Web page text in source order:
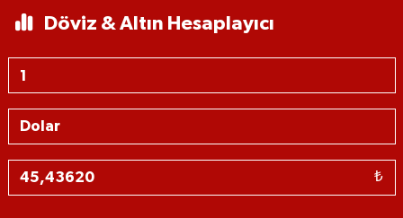
Döviz & Altın Hesaplayıcı
₺